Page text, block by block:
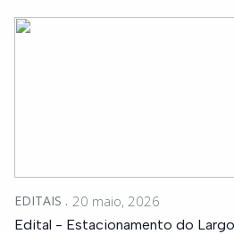
EDITAIS 20 maio, 2026
Edital - Estacionamento do